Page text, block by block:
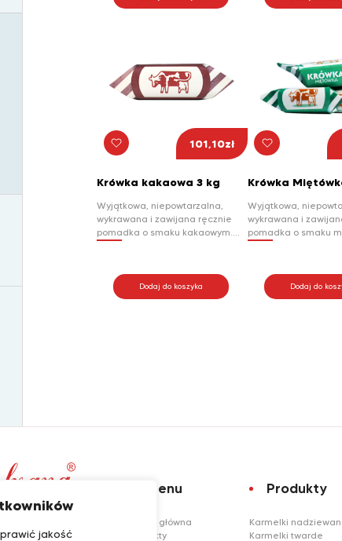
jakość
aromatyczne i pełne
smaków każdy
nich swojego
Doskonale sprawdzą
słodki akcent dnia,
spotkań z bliskimi
prezent, który
uśmiech.
Krówka kakaowa 3 kg
101,10zł
Wyjątkowa, niepowtarzalna,
wykrawana i zawijana ręcznie
pomadka o smaku kakaowym.
oryginalnym kakaowym
smakiem. Krówka kakaowa
idealnie sprawdzi się zarówno
Dodaj do koszyka
Krówka
Wyjątkowa,
wykrawana i
pomadka o smaku
oryginalnym
Krówka Miętówka
sprawdzi się
Dodaj do
Menu
Strona główna
Produkty
Produkty
Karmelki
Karmelki twarde